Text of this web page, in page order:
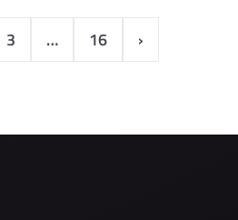
3 … 16 ›